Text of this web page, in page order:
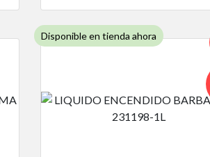
Disponible en tienda ahora